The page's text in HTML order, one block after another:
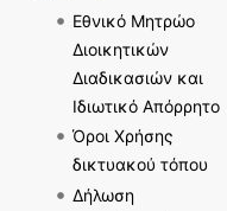
Εθνικό Μητρώο
Διοικητικών
Διαδικασιών και
Ιδιωτικό Απόρρητο
Όροι Χρήσης
δικτυακού τόπου
Δήλωση